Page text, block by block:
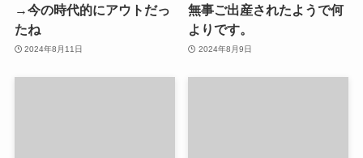
→今の時代的にアウトだっ
たね
2024年8月11日
無事ご出産されたようで何
よりです。
2024年8月9日